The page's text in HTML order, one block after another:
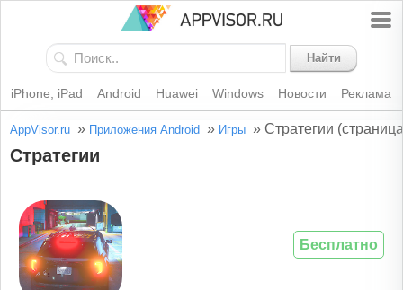
Найти
iPhone, iPad Android Huawei Windows Новости Реклама
AppVisor.ru » Приложения Android » Игры » Стратегии
Стратегии
Бесплатно